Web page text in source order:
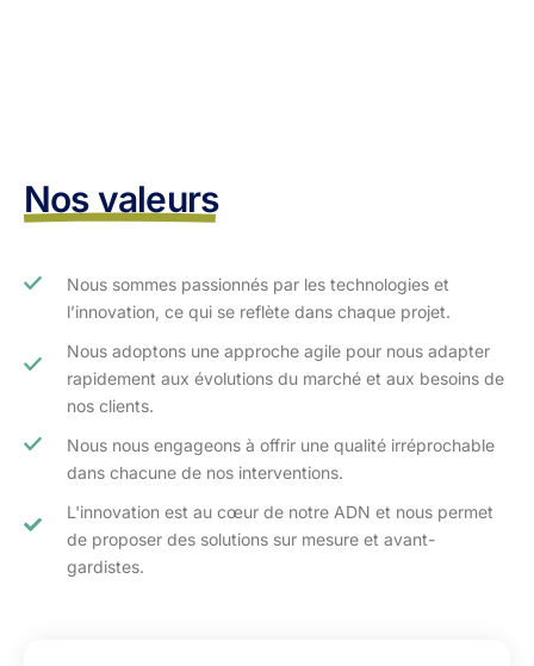
Nos valeurs
Nous sommes passionnés par les technologies et
l’innovation, ce qui se reflète dans chaque projet.
Nous adoptons une approche agile pour nous adapter
rapidement aux évolutions du marché et aux besoins de
nos clients.​
Nous nous engageons à offrir une qualité irréprochable
dans chacune de nos interventions.
L'innovation est au cœur de notre ADN et nous permet
de proposer des solutions sur mesure et avant-
gardistes.